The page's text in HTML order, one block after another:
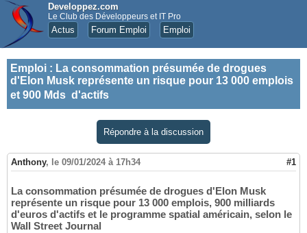
Developpez.com
Le Club des Développeurs et IT Pro
Actus Forum Emploi Emploi
Emploi : La consommation présumée de drogues
d'Elon Musk représente un risque pour 13 000 emplois
et 900 Mds  d'actifs
Répondre à la discussion
Anthony, le 09/01/2024 à 17h34 #1
La consommation présumée de drogues d'Elon Musk
représente un risque pour 13 000 emplois, 900 milliards
d'euros d'actifs et le programme spatial américain, selon le
Wall Street Journal